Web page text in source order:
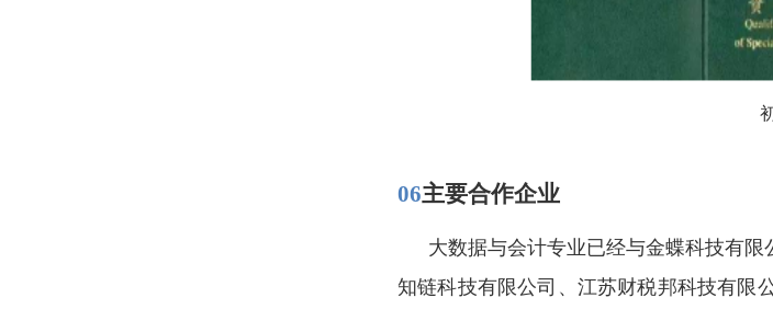
06主要合作企业
大数据与会计专业已经与金蝶科技有
知链科技有限公司、江苏财税邦科技有限